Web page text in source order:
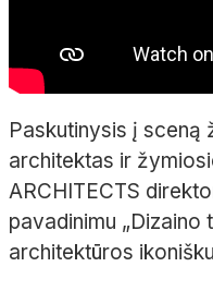
Paskutinysis į sceną
architektas ir
ARCHITECTS
pavadinimu „Dizaino
architektūros